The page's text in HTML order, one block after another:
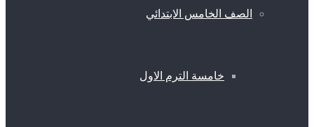
الصف الخامس الابتدائي
خامسة الترم الاول